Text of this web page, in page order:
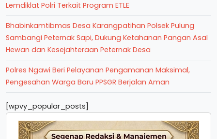
Lemdiklat Polri Terkait Program ETLE
Bhabinkamtibmas Desa Karangpatihan Polsek Pulung
Sambangi Peternak Sapi, Dukung Ketahanan Pangan Asal
Hewan dan Kesejahteraan Peternak Desa
Polres Ngawi Beri Pelayanan Pengamanan Maksimal,
Pengesahan Warga Baru PPSGR Berjalan Aman
[wpvy_popular_posts]